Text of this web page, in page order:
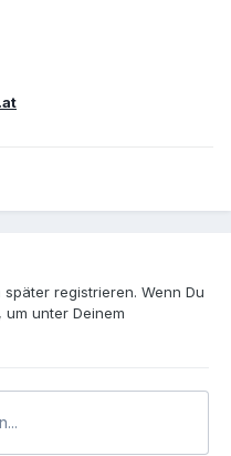
registrieren. Wenn Du
, um unter Deinem